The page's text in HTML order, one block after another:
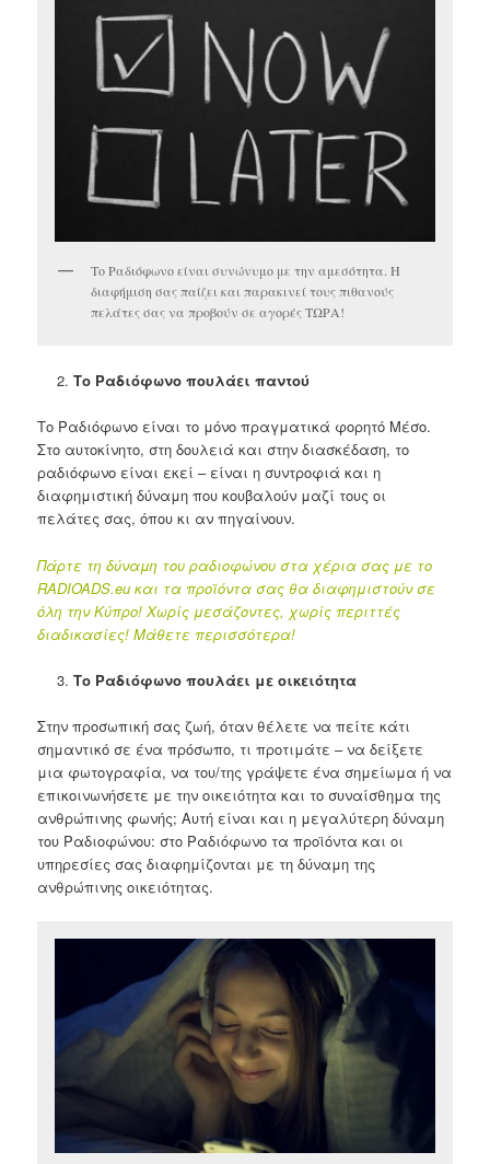
Το Ραδιόφωνο είναι συνώνυμο με την αμεσότητα. Η
διαφήμιση σας παίζει και παρακινεί τους πιθανούς
πελάτες σας να προβούν σε αγορές ΤΩΡΑ!
Το Ραδιόφωνο πουλάει παντού
Το Ραδιόφωνο είναι το μόνο πραγματικά φορητό Μέσο.
Στο αυτοκίνητο, στη δουλειά και στην διασκέδαση, το
ραδιόφωνο είναι εκεί – είναι η συντροφιά και η
διαφημιστική δύναμη που κουβαλούν μαζί τους οι
πελάτες σας, όπου κι αν πηγαίνουν.
Πάρτε τη δύναμη του ραδιοφώνου στα χέρια σας με το
RADIOADS.eu και τα προϊόντα σας θα διαφημιστούν σε
όλη την Κύπρο! Χωρίς μεσάζοντες, χωρίς περιττές
διαδικασίες! Μάθετε περισσότερα!
Το Ραδιόφωνο πουλάει με οικειότητα
Στην προσωπική σας ζωή, όταν θέλετε να πείτε κάτι
σημαντικό σε ένα πρόσωπο, τι προτιμάτε – να δείξετε
μια φωτογραφία, να του/της γράψετε ένα σημείωμα ή να
επικοινωνήσετε με την οικειότητα και το συναίσθημα της
ανθρώπινης φωνής; Αυτή είναι και η μεγαλύτερη δύναμη
του Ραδιοφώνου: στο Ραδιόφωνο τα προϊόντα και οι
υπηρεσίες σας διαφημίζονται με τη δύναμη της
ανθρώπινης οικειότητας.